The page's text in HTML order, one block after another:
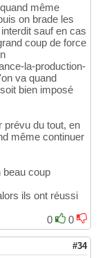
même
on brade les
sauf en cas
coup de force
la-production-
va quand
bien imposé
prévu du tout, en
même continuer
beau coup
ils ont réussi
0
0
#34